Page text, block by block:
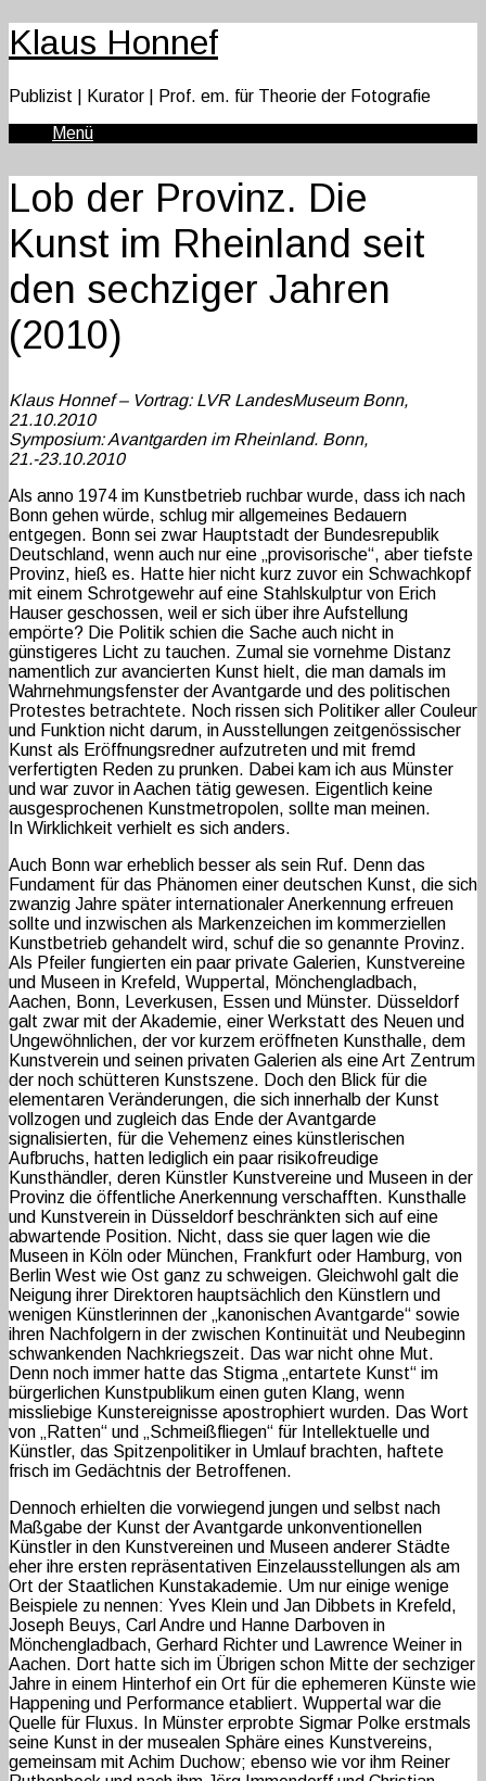
Klaus Honnef
Publizist | Kurator | Prof. em. für Theorie der Fotografie
Menü
Lob der Provinz. Die
Kunst im Rheinland seit
den sechziger Jahren
(2010)
Klaus Honnef – Vortrag: LVR LandesMuseum Bonn,
21.10.2010
Symposium: Avantgarden im Rheinland. Bonn,
21.-23.10.2010
Als anno 1974 im Kunstbetrieb ruchbar wurde, dass ich nach
Bonn gehen würde, schlug mir allgemeines Bedauern
entgegen. Bonn sei zwar Hauptstadt der Bundesrepublik
Deutschland, wenn auch nur eine „provisorische“, aber tiefste
Provinz, hieß es. Hatte hier nicht kurz zuvor ein Schwachkopf
mit einem Schrotgewehr auf eine Stahlskulptur von Erich
Hauser geschossen, weil er sich über ihre Aufstellung
empörte? Die Politik schien die Sache auch nicht in
günstigeres Licht zu tauchen. Zumal sie vornehme Distanz
namentlich zur avancierten Kunst hielt, die man damals im
Wahrnehmungsfenster der Avantgarde und des politischen
Protestes betrachtete. Noch rissen sich Politiker aller Couleur
und Funktion nicht darum, in Ausstellungen zeitgenössischer
Kunst als Eröffnungsredner aufzutreten und mit fremd
verfertigten Reden zu prunken. Dabei kam ich aus Münster
und war zuvor in Aachen tätig gewesen. Eigentlich keine
ausgesprochenen Kunstmetropolen, sollte man meinen.
In Wirklichkeit verhielt es sich anders.
Auch Bonn war erheblich besser als sein Ruf. Denn das
Fundament für das Phänomen einer deutschen Kunst, die sich
zwanzig Jahre später internationaler Anerkennung erfreuen
sollte und inzwischen als Markenzeichen im kommerziellen
Kunstbetrieb gehandelt wird, schuf die so genannte Provinz.
Als Pfeiler fungierten ein paar private Galerien, Kunstvereine
und Museen in Krefeld, Wuppertal, Mönchengladbach,
Aachen, Bonn, Leverkusen, Essen und Münster. Düsseldorf
galt zwar mit der Akademie, einer Werkstatt des Neuen und
Ungewöhnlichen, der vor kurzem eröffneten Kunsthalle, dem
Kunstverein und seinen privaten Galerien als eine Art Zentrum
der noch schütteren Kunstszene. Doch den Blick für die
elementaren Veränderungen, die sich innerhalb der Kunst
vollzogen und zugleich das Ende der Avantgarde
signalisierten, für die Vehemenz eines künstlerischen
Aufbruchs, hatten lediglich ein paar risikofreudige
Kunsthändler, deren Künstler Kunstvereine und Museen in der
Provinz die öffentliche Anerkennung verschafften. Kunsthalle
und Kunstverein in Düsseldorf beschränkten sich auf eine
abwartende Position. Nicht, dass sie quer lagen wie die
Museen in Köln oder München, Frankfurt oder Hamburg, von
Berlin West wie Ost ganz zu schweigen. Gleichwohl galt die
Neigung ihrer Direktoren hauptsächlich den Künstlern und
wenigen Künstlerinnen der „kanonischen Avantgarde“ sowie
ihren Nachfolgern in der zwischen Kontinuität und Neubeginn
schwankenden Nachkriegszeit. Das war nicht ohne Mut.
Denn noch immer hatte das Stigma „entartete Kunst“ im
bürgerlichen Kunstpublikum einen guten Klang, wenn
missliebige Kunstereignisse apostrophiert wurden. Das Wort
von „Ratten“ und „Schmeißfliegen“ für Intellektuelle und
Künstler, das Spitzenpolitiker in Umlauf brachten, haftete
frisch im Gedächtnis der Betroffenen.
Dennoch erhielten die vorwiegend jungen und selbst nach
Maßgabe der Kunst der Avantgarde unkonventionellen
Künstler in den Kunstvereinen und Museen anderer Städte
eher ihre ersten repräsentativen Einzelausstellungen als am
Ort der Staatlichen Kunstakademie. Um nur einige wenige
Beispiele zu nennen: Yves Klein und Jan Dibbets in Krefeld,
Joseph Beuys, Carl Andre und Hanne Darboven in
Mönchengladbach, Gerhard Richter und Lawrence Weiner in
Aachen. Dort hatte sich im Übrigen schon Mitte der sechziger
Jahre in einem Hinterhof ein Ort für die ephemeren Künste wie
Happening und Performance etabliert. Wuppertal war die
Quelle für Fluxus. In Münster erprobte Sigmar Polke erstmals
seine Kunst in der musealen Sphäre eines Kunstvereins,
gemeinsam mit Achim Duchow; ebenso wie vor ihm Reiner